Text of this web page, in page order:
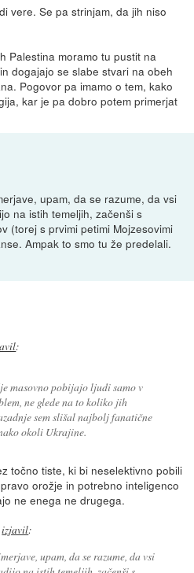
vere. Se pa strinjam, da jih niso
Palestina moramo tu pustit na
dogajajo se slabe stvari na obeh
Pogovor pa imamo o tem, kako
kar je pa dobro potem primerjat
upam, da se razume, da vsi
na istih temeljih, začenši s
(torej s prvimi petimi Mojzesovimi
Ampak to smo tu že predelali.
:
masovno pobijajo ljudi samo v
ne glede na to koliko jih
sem slišal najbolj fanatične
okoli Ukrajine.
točno tiste, ki bi neselektivno pobili
orožje in potrebno inteligenco
ne enega ne drugega.
izjavil:
upam, da se razume, da vsi